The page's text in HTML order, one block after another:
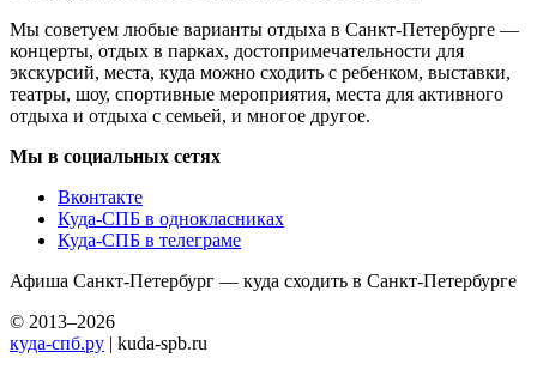
Мы советуем любые варианты отдыха в Санкт-Петербурге —
концерты, отдых в парках, достопримечательности для
экскурсий, места, куда можно сходить с ребенком, выставки,
театры, шоу, спортивные мероприятия, места для активного
отдыха и отдыха с семьей, и многое другое.
Мы в социальных сетях
Вконтакте
Куда-СПБ в однокласниках
Куда-СПБ в телеграме
Афиша Санкт-Петербург — куда сходить в Санкт-Петербурге
© 2013–2026
куда-спб.ру | kuda-spb.ru